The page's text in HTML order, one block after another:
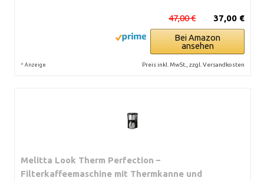
37,00 €
47,00 €
Bei Amazon
ansehen
* Anzeige Preis inkl. MwSt., zzgl. Versandkosten
Melitta Look Therm Perfection –
Filterkaffeemaschine mit Thermkanne und